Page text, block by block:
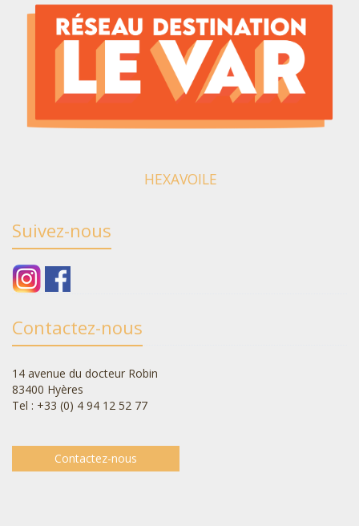
HEXAVOILE
Suivez-nous
Contactez-nous
14 avenue du docteur Robin
83400 Hyères
Tel : +33 (0) 4 94 12 52 77
Contactez-nous